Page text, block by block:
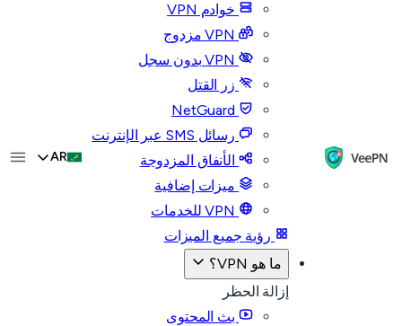
خوادم VPN
VPN مزدوج
VPN بدون سجل
زر القتل
NetGuard
رسائل SMS عبر الإنترنت
الأنفاق المزدوجة
ميزات إضافية
VPN للخدمات
رؤية جميع الميزات
ما هو VPN؟
إزالة الحظر
بث المحتوى
AR